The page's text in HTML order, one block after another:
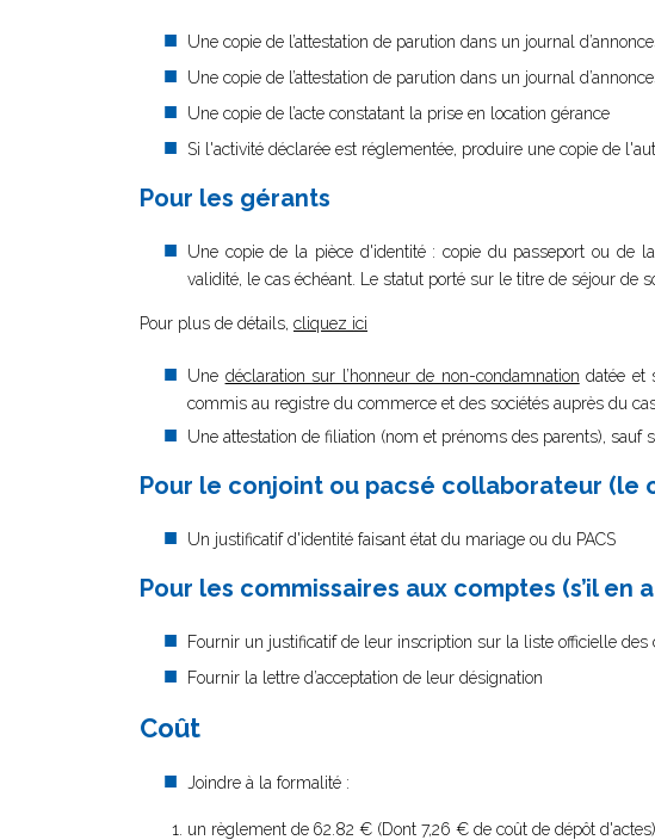
Une copie de l’attestation de parution dans un journal
Une copie de l’attestation de parution dans un journal
Une copie de l’acte constatant la prise en location gérance
Si l'activité déclarée est réglementée, produire une copie de
Pour les gérants
Une copie de la pièce d'identité : copie du passeport ou de
validité, le cas échéant. Le statut porté sur le titre de séjour de
Pour plus de détails, cliquez ici
Une déclaration sur l’honneur de non-condamnation datée et
commis au registre du commerce et des sociétés auprès du
Une attestation de filiation (nom et prénoms des parents),
Pour le conjoint ou pacsé collaborateur (le
Un justificatif d'identité faisant état du mariage ou du PACS
Pour les commissaires aux comptes (s’il en
Fournir un justificatif de leur inscription sur la liste officielle
Fournir la lettre d’acceptation de leur désignation
Coût
Joindre à la formalité :
un règlement de 62.82 € (Dont 7,26 € de coût de dépôt